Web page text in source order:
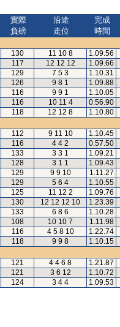
實際
負磅
沿途
走位
完成
時間
130 11 10 8 1.09.56
117 12 12 12 1.09.66
129 7 5 3 1.10.31
126 9 8 1 1.09.88
116 9 9 1 1.10.05
116 10 11 4 0.56.90
118 12 12 8 1.10.80
112 9 11 10 1.10.45
116 4 4 2 0.57.50
133 3 3 1 1.09.21
128 3 1 1 1.09.43
129 9 9 10 1.11.27
129 5 6 4 1.10.55
125 11 12 2 1.09.76
130 12 12 12 10 1.23.39
133 6 8 6 1.10.28
108 10 10 7 1.11.98
116 4 5 8 10 1.22.74
118 9 9 8 1.10.15
121 4 4 6 8 1.21.87
121 3 6 12 1.10.72
124 3 4 4 1.09.53